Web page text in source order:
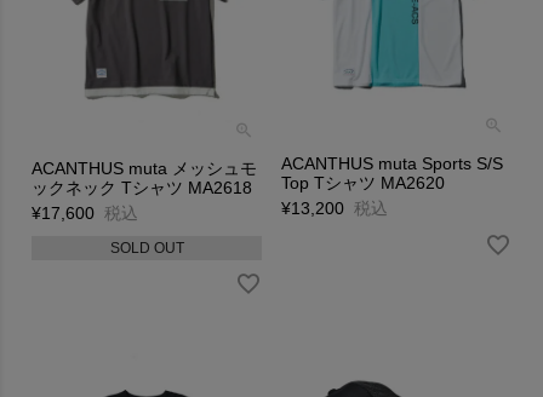
ACANTHUS muta メッシュモ
ックネック Tシャツ MA2618
¥17,600 税込
SOLD OUT
ACANTHUS muta Sports S/S
Top Tシャツ MA2620
¥13,200 税込